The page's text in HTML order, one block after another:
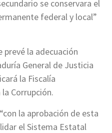
se conservara el
federal y local”
la adecuación
General de Justicia
la Fiscalía
Corrupción.
la aprobación de esta
el Sistema Estatal